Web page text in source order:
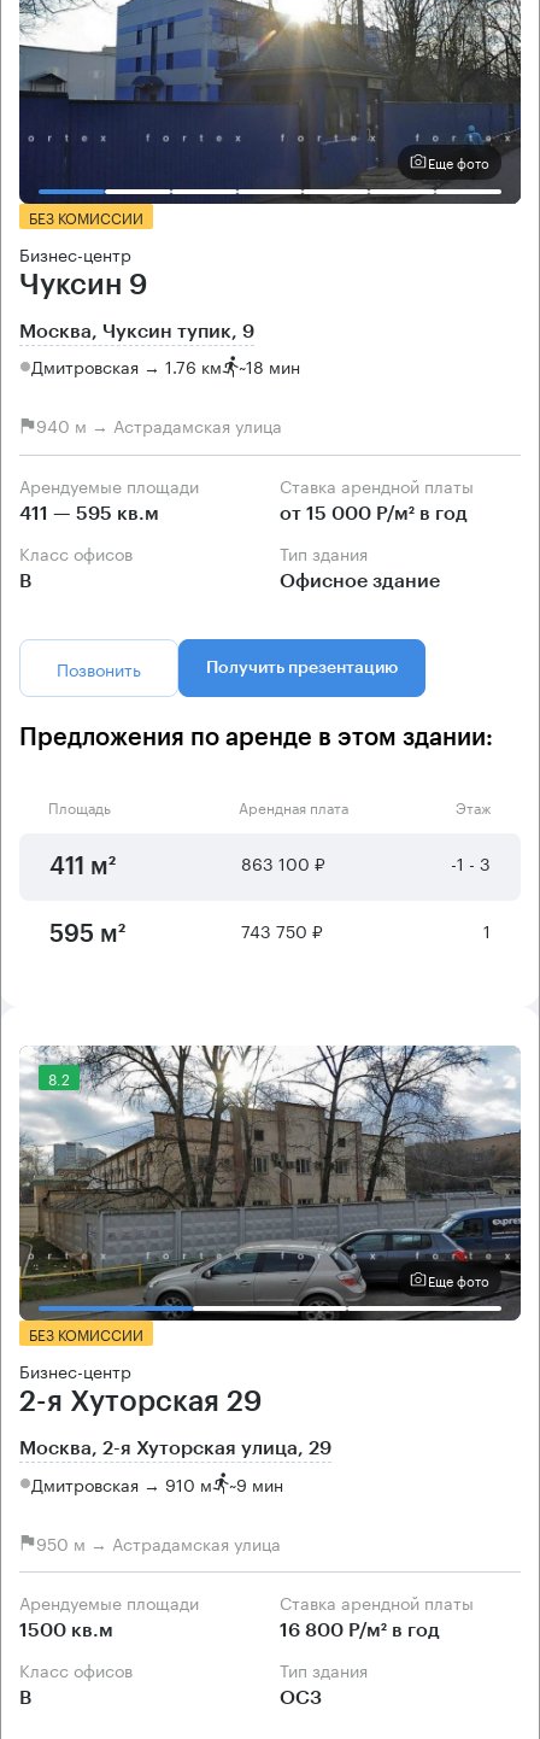
Еще фото
БЕЗ КОМИССИИ
Бизнес-центр
Чуксин 9
Москва, Чуксин тупик, 9
Дмитровская → 1.76 км ~18 мин
940 м → Астрадамская улица
Арендуемые площади
411 — 595 кв.м
Ставка арендной платы
от 15 000 Р/м² в год
Класс офисов
B
Тип здания
Офисное здание
Позвонить Получить презентацию
Предложения по аренде в этом здании:
Площадь Арендная плата Этаж
411 м² 863 100 ₽ -1 - 3
595 м² 743 750 ₽ 1
8.2
Еще фото
БЕЗ КОМИССИИ
Бизнес-центр
2-я Хуторская 29
Москва, 2-я Хуторская улица, 29
Дмитровская → 910 м ~9 мин
950 м → Астрадамская улица
Арендуемые площади
1500 кв.м
Ставка арендной платы
16 800 Р/м² в год
Класс офисов
B
Тип здания
ОСЗ